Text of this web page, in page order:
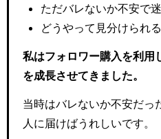
ただバレないか不安で
どうやって見分けられ
私はフォロワー購入を利用
を成長させてきました。
当時はバレないか不安だっ
人に届けばうれしいです。